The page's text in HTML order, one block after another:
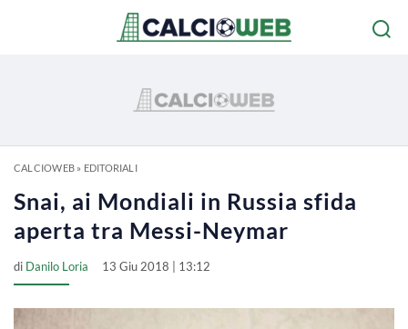
CALCIOWEB» EDITORIALI
Snai, ai Mondiali in Russia sfida
aperta tra Messi-Neymar
di Danilo Loria 13 Giu 2018 | 13:12